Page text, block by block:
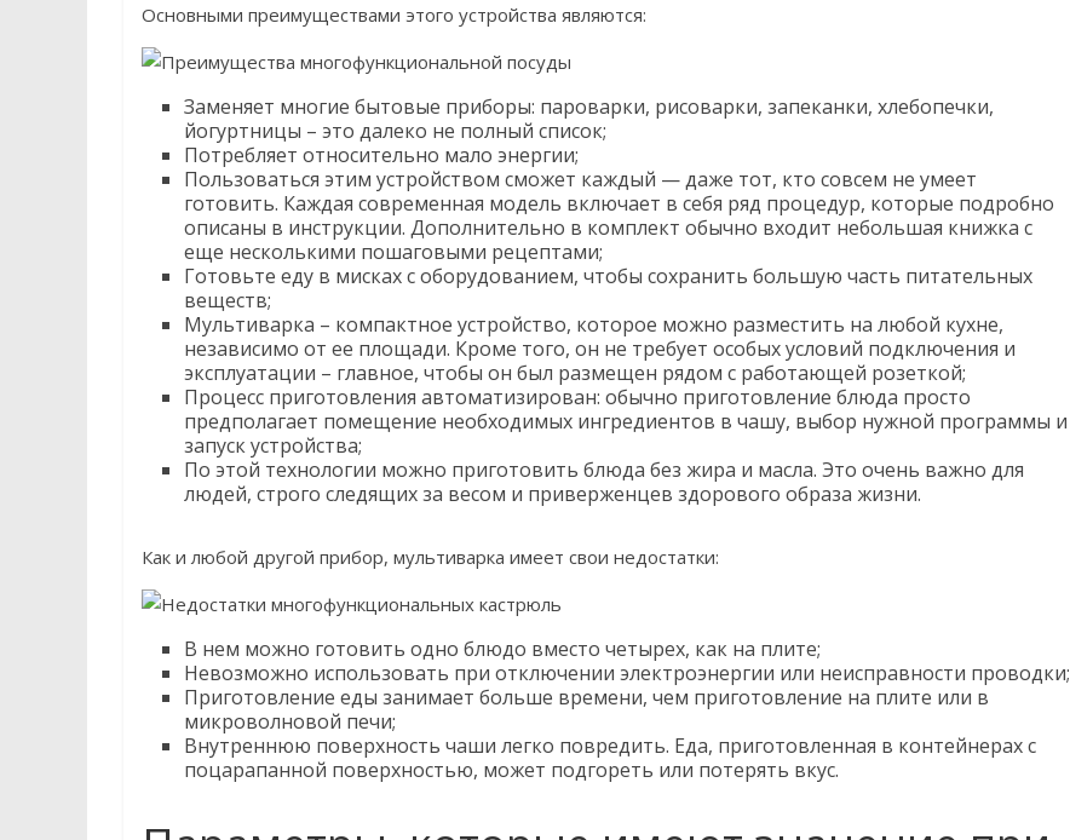
Основными преимуществами этого устройства являются:
Заменяет многие бытовые приборы: пароварки, рисоварки, запеканки, хлебопечки,
йогуртницы – это далеко не полный список;
Потребляет относительно мало энергии;
Пользоваться этим устройством сможет каждый — даже тот, кто совсем не умеет
готовить. Каждая современная модель включает в себя ряд процедур, которые подробно
описаны в инструкции. Дополнительно в комплект обычно входит небольшая книжка с
еще несколькими пошаговыми рецептами;
Готовьте еду в мисках с оборудованием, чтобы сохранить большую часть питательных
веществ;
Мультиварка – компактное устройство, которое можно разместить на любой кухне,
независимо от ее площади. Кроме того, он не требует особых условий подключения и
эксплуатации – главное, чтобы он был размещен рядом с работающей розеткой;
Процесс приготовления автоматизирован: обычно приготовление блюда просто
предполагает помещение необходимых ингредиентов в чашу, выбор нужной программы и
запуск устройства;
По этой технологии можно приготовить блюда без жира и масла. Это очень важно для
людей, строго следящих за весом и приверженцев здорового образа жизни.
Как и любой другой прибор, мультиварка имеет свои недостатки:
В нем можно готовить одно блюдо вместо четырех, как на плите;
Невозможно использовать при отключении электроэнергии или неисправности проводки;
Приготовление еды занимает больше времени, чем приготовление на плите или в
микроволновой печи;
Внутреннюю поверхность чаши легко повредить. Еда, приготовленная в контейнерах с
поцарапанной поверхностью, может подгореть или потерять вкус.